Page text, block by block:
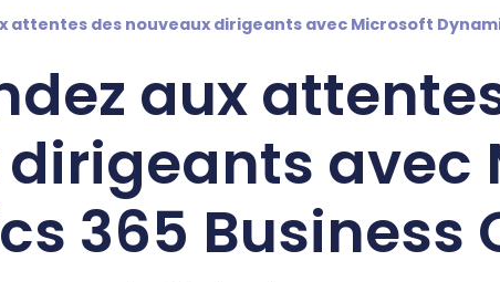
attentes des nouveaux dirigeants avec Microsoft
aux
avec
365 Business